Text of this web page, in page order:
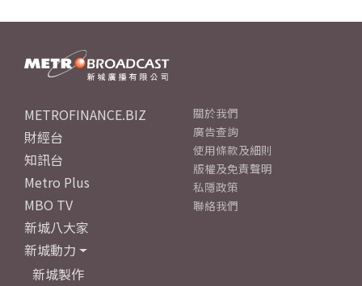
METROFINANCE.BIZ
財經台
知訊台
Metro Plus
MBO TV
新城八大家
新城動力
新城製作
關於我們
廣告查詢
使用條款及細則
版權及免責聲明
私隱政策
聯絡我們